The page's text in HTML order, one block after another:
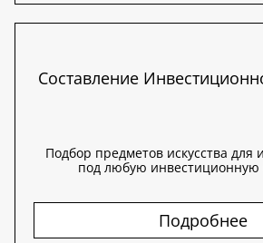
Составление
Подбор предметов искусства для
под любую инвестиционную
Подробнее